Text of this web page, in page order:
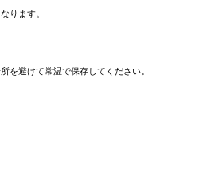
ります。
を避けて常温で保存してください。